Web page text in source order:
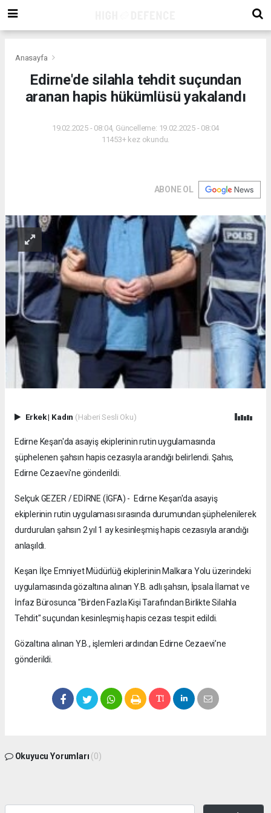
Anasayfa
Edirne'de silahla tehdit suçundan
aranan hapis hükümlüsü yakalandı
19.02.2025 - 08:04, Güncelleme: 19.02.2025 - 08:04
11453+ kez okundu.
ABONE OL
Erkek| Kadın (Haberi Sesli Oku)
Edirne Keşan'da asayiş ekiplerinin rutin uygulamasında
şüphelenen şahsın hapis cezasıyla arandığı belirlendi. Şahıs,
Edirne Cezaevi'ne gönderildi.
Selçuk GEZER / EDİRNE (İGFA) - Edirne Keşan'da asayiş
ekiplerinin rutin uygulaması sırasında durumundan şüphelenilerek
durdurulan şahsın 2 yıl 1 ay kesinleşmiş hapis cezasıyla arandığı
anlaşıldı.
Keşan İlçe Emniyet Müdürlüğ ekiplerinin Malkara Yolu üzerindeki
uygulamasında gözaltına alınan Y.B. adlı şahsın, İpsala İlamat ve
İnfaz Bürosunca "Birden Fazla Kişi Tarafından Birlikte Silahla
Tehdit" suçundan kesinleşmiş hapis cezası tespit edildi.
Gözaltına alınan Y.B., işlemleri ardından Edirne Cezaevi’ne
gönderildi.
Okuyucu Yorumları (0)